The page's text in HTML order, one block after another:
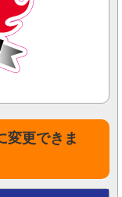
変更できま